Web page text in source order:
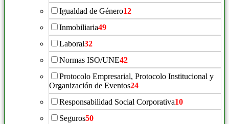
Igualdad de Género12
Inmobiliaria49
Laboral32
Normas ISO/UNE42
Protocolo Empresarial, Protocolo Institucional y
Organización de Eventos24
Responsabilidad Social Corporativa10
Seguros50